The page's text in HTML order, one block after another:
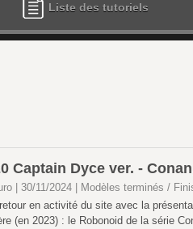
Liste des tutoriels
Captain Dyce ver. -
| 30/11/2024
Modèles terminés /
en activité du site avec la
(en 2023) : le Robonoid de la série